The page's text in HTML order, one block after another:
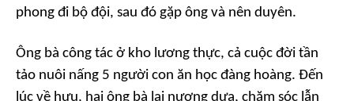
phong đi bộ đội, sau đó gặp ông và nên duyên.
Ông bà công tác ở kho lương thực, cả cuộc đời tần
tảo nuôi nấng 5 người con ăn học đàng hoàng. Đến
lúc về hưu, hai ông bà lại nương dựa, chăm sóc lẫn